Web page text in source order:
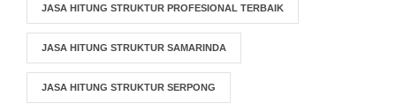
JASA HITUNG STRUKTUR PROFESIONAL TERBAIK
JASA HITUNG STRUKTUR SAMARINDA
JASA HITUNG STRUKTUR SERPONG